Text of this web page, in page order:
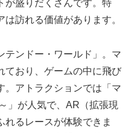
が盛りだくさんです。特
訪れる価値があります。
テンドー・ワールド」。マ
ており、ゲームの中に飛び
。アトラクションでは「マ
」が人気で、AR（拡張現
れるレースが体験できま